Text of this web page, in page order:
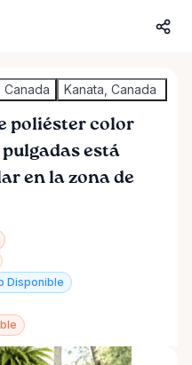
Disponible
poliéster color
pulgadas está
en la zona de
Canada Kanata, Canada